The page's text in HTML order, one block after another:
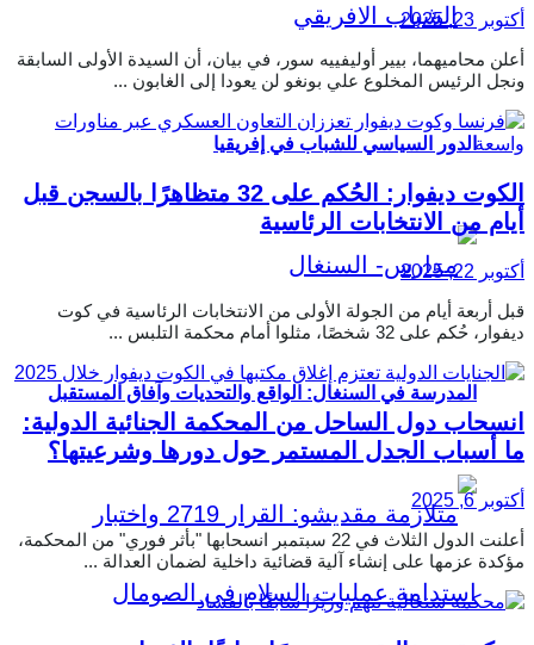
الدور السياسي للشباب في إفريقيا
المدرسة في السنغال: الواقع والتحديات وآفاق المستقبل
أكتوبر 23, 2025
أعلن محاميهما، بيير أوليفييه سور، في بيان، أن السيدة الأولى السابقة
ونجل الرئيس المخلوع علي بونغو لن يعودا إلى الغابون ...
الكوت ديفوار: الحُكم على 32 متظاهرًا بالسجن قبل
أيام من الانتخابات الرئاسية
أكتوبر 22, 2025
قبل أربعة أيام من الجولة الأولى من الانتخابات الرئاسية في كوت
ديفوار، حُكم على 32 شخصًا، مثلوا أمام محكمة التلبس ...
انسحاب دول الساحل من المحكمة الجنائية الدولية:
ما أسباب الجدل المستمر حول دورها وشرعيتها؟
أكتوبر 6, 2025
أعلنت الدول الثلاث في 22 سبتمبر انسحابها "بأثر فوري" من المحكمة،
مؤكدة عزمها على إنشاء آلية قضائية داخلية لضمان العدالة ...